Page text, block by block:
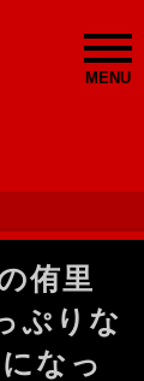
MENU
侑里
ぷりな
なっ